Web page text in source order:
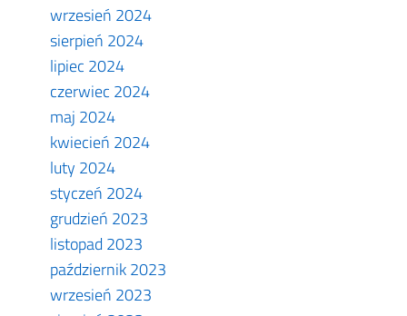
wrzesień 2024
sierpień 2024
lipiec 2024
czerwiec 2024
maj 2024
kwiecień 2024
luty 2024
styczeń 2024
grudzień 2023
listopad 2023
październik 2023
wrzesień 2023